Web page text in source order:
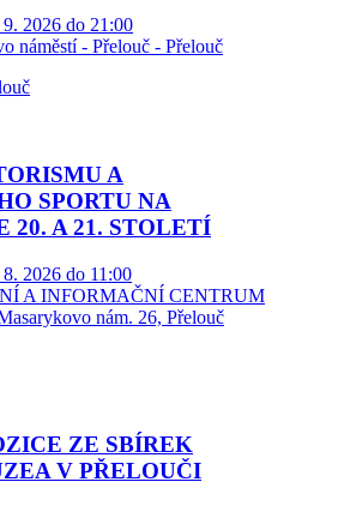
2026 do 21:00
náměstí - Přelouč - Přelouč
A
SPORTU NA
20. A 21. STOLETÍ
2026 do 11:00
A INFORMAČNÍ CENTRUM
nám. 26, Přelouč
ZE SBÍREK
V PŘELOUČI